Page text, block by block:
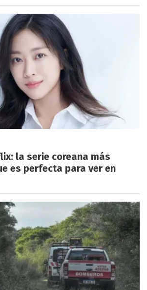
la serie coreana más
es perfecta para ver en